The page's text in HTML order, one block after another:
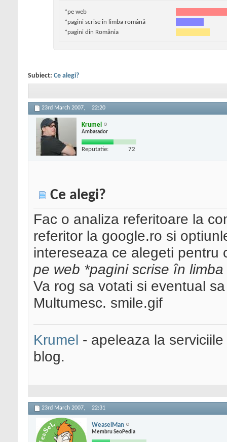
*pe web
*pagini scrise în limba română
*pagini din România
Subiect: Ce alegi?
23rd March 2007, 22:20
Krumel
Ambasador
Reputatie: 72
Ce alegi?
Fac o analiza referitoare la
referitor la google.ro si
intereseaza ce alegeti
pe web *pagini scrise în
Va rog sa votati si eventual
Multumesc. smile.gif
Krumel - apeleaza la
blog.
23rd March 2007, 22:31
WeaselMan
Membru SeoPedia